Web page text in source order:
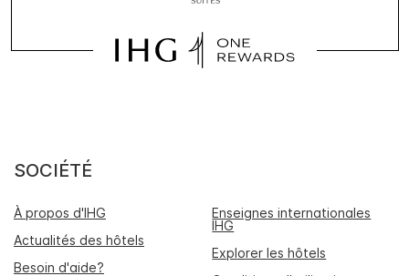
SOCIÉTÉ
À propos d'IHG
Enseignes internationales
IHG
Actualités des hôtels
Explorer les hôtels
Besoin d'aide?